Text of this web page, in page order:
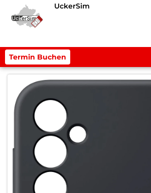
UckerSim
Termin Buchen